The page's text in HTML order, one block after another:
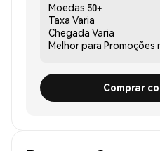
Moedas 50+
Taxa Varia
Chegada Varia
Melhor para Promoções
Comprar